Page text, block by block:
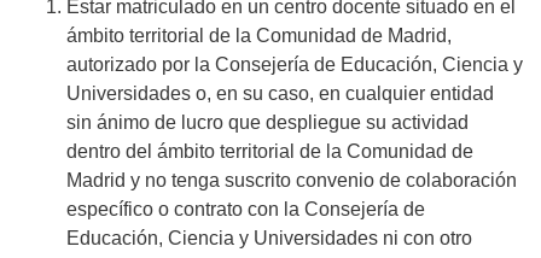
Estar matriculado en un centro docente situado en el
ámbito territorial de la Comunidad de Madrid,
autorizado por la Consejería de Educación, Ciencia y
Universidades o, en su caso, en cualquier entidad
sin ánimo de lucro que despliegue su actividad
dentro del ámbito territorial de la Comunidad de
Madrid y no tenga suscrito convenio de colaboración
específico o contrato con la Consejería de
Educación, Ciencia y Universidades ni con otro